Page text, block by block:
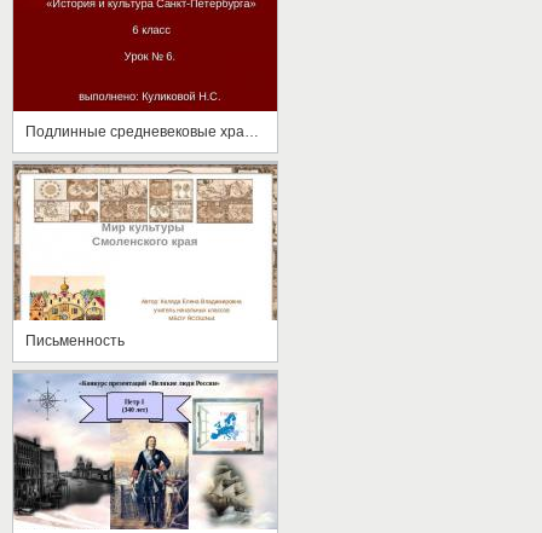
Письменность